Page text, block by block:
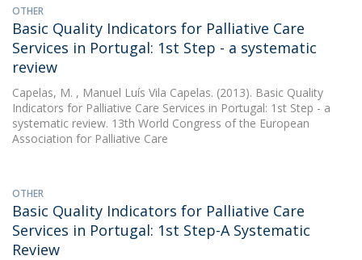
OTHER
Basic Quality Indicators for Palliative Care
Services in Portugal: 1st Step - a systematic
review
Capelas, M. , Manuel Luís Vila Capelas. (2013). Basic Quality
Indicators for Palliative Care Services in Portugal: 1st Step - a
systematic review. 13th World Congress of the European
Association for Palliative Care
OTHER
Basic Quality Indicators for Palliative Care
Services in Portugal: 1st Step-A Systematic
Review